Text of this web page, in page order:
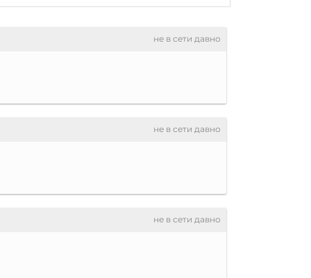
не в сети давно
не в сети давно
не в сети давно